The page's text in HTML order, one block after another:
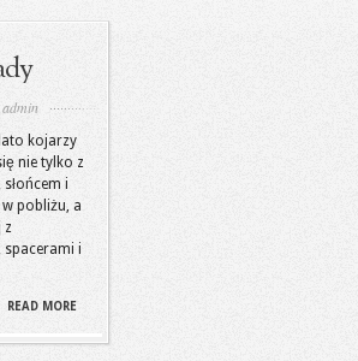
admin
lato kojarzy
nie tylko z
i
pobliżu, a
z
spacerami i
READ MORE